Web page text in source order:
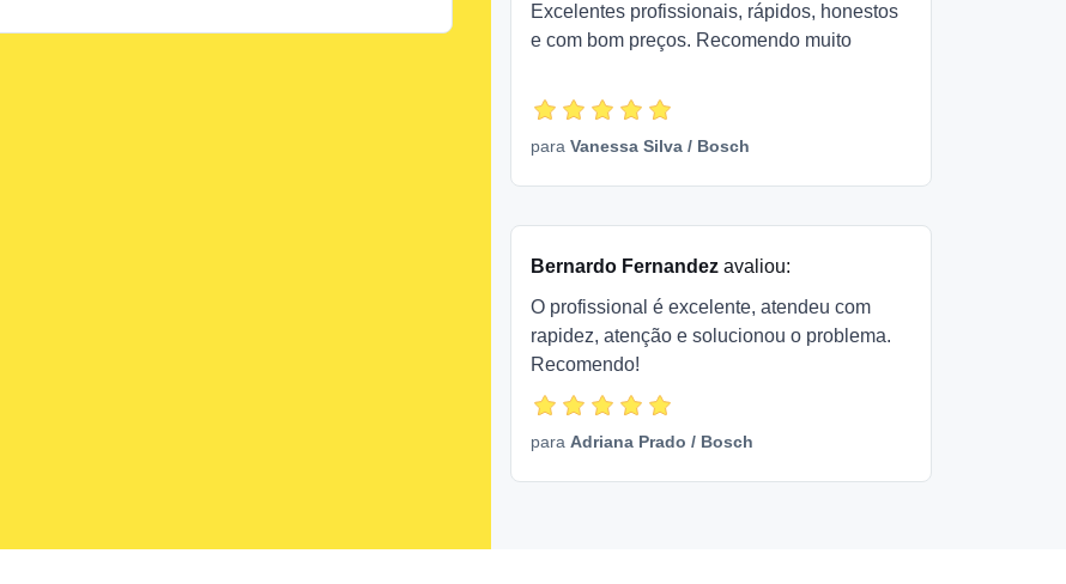
Excelentes profissionais, rápidos, honestos
e com bom preços. Recomendo muito
para Vanessa Silva / Bosch
Bernardo Fernandez avaliou:
O profissional é excelente, atendeu com
rapidez, atenção e solucionou o problema.
Recomendo!
para Adriana Prado / Bosch